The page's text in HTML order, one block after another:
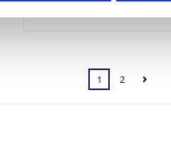
1 2